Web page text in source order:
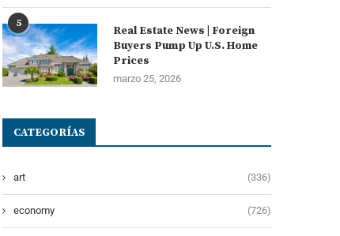
5
Real Estate News | Foreign
Buyers Pump Up U.S. Home
Prices
marzo 25, 2026
CATEGORÍAS
art (336)
economy (726)